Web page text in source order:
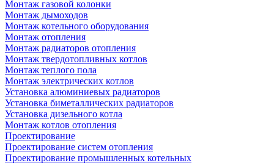
Монтаж газовой колонки
Монтаж дымоходов
Монтаж котельного оборудования
Монтаж отопления
Монтаж радиаторов отопления
Монтаж твердотопливных котлов
Монтаж теплого пола
Монтаж электрических котлов
Установка алюминиевых радиаторов
Установка биметаллических радиаторов
Установка дизельного котла
Монтаж котлов отопления
Проектирование
Проектирование систем отопления
Проектирование промышленных котельных